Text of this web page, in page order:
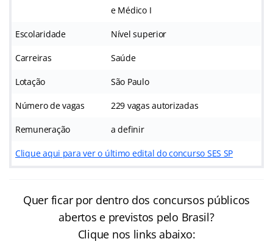
e Médico I
Escolaridade Nível superior
Carreiras Saúde
Lotação São Paulo
Número de vagas 229 vagas autorizadas
Remuneração a definir
Clique aqui para ver o último edital do concurso SES SP
Quer ficar por dentro dos concursos públicos
abertos e previstos pelo Brasil?
Clique nos links abaixo: